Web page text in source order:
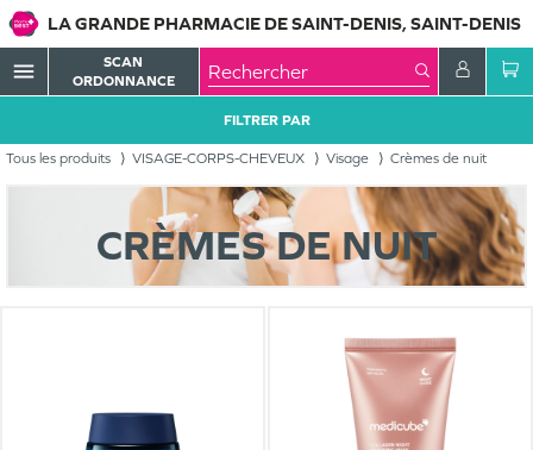
LA GRANDE PHARMACIE DE SAINT-DENIS, SAINT-DENIS
menu
SCAN
ORDONNANCE
Tous les produits VISAGE-CORPS-CHEVEUX Visage Crèmes de nuit
FILTRER PAR
CRÈMES DE NUIT